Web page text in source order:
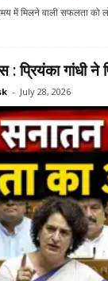
में मिलने वाली सफलता को
: प्रियंका गांधी ने
- July 28, 2026